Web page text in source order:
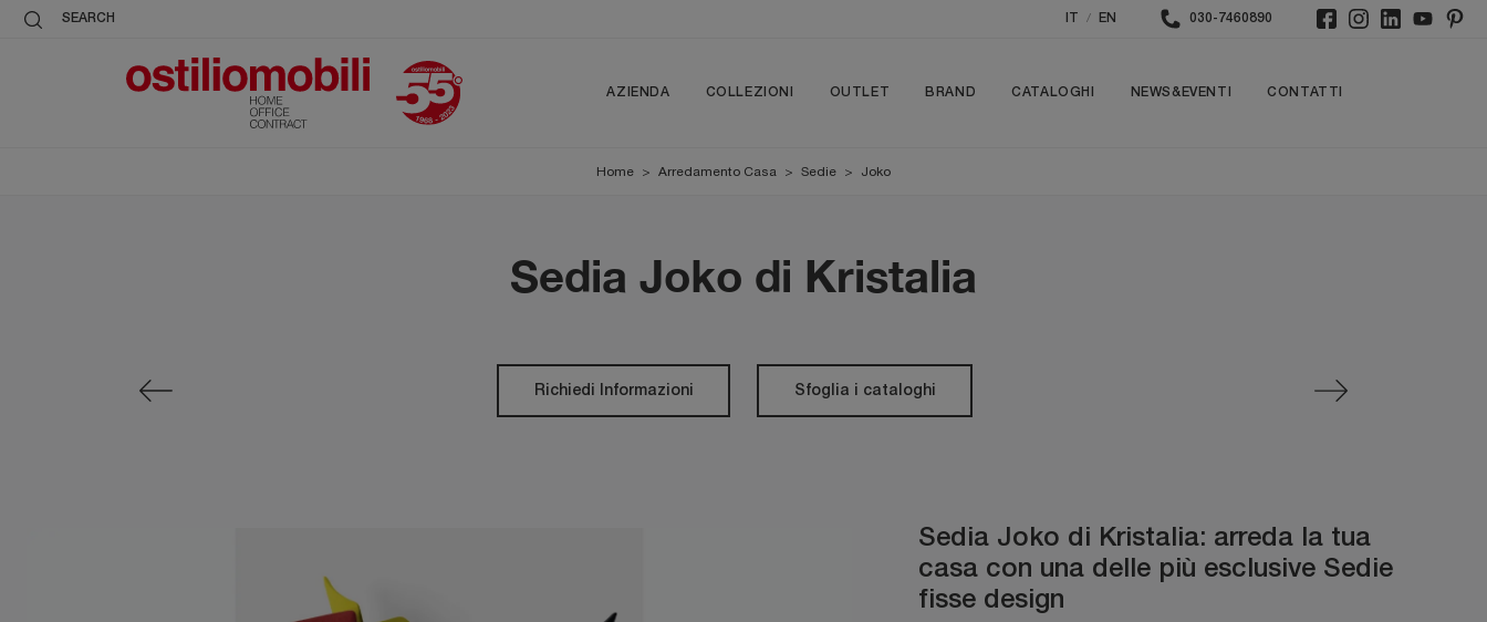
SEARCH / EN 030-7460890
AZIENDA COLLEZIONI OUTLET BRAND CATALOGHI NEWS&EVENTI CONTATTI
Home > Arredamento Casa > Sedie > Joko
Sedia Joko di Kristalia
Richiedi Informazioni Sfoglia i cataloghi
Sedia Joko di Kristalia: arreda la tua
casa con una delle più esclusive Sedie
fisse design